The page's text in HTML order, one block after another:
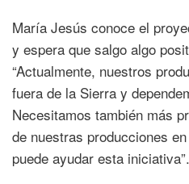
María Jesús conoce el
y espera que salgo algo
“Actualmente, nuestros
fuera de la Sierra y
Necesitamos también más
de nuestras producciones
puede ayudar esta iniciativa”.